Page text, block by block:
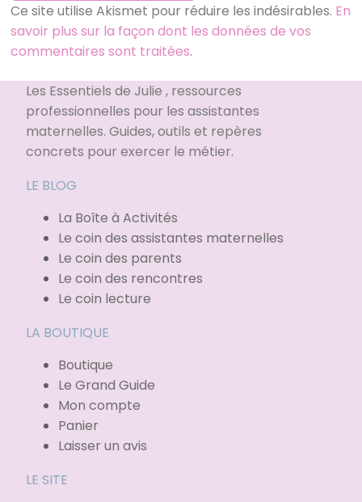
Ce site utilise Akismet pour réduire les indésirables. En
savoir plus sur la façon dont les données de vos
commentaires sont traitées.
Les Essentiels de Julie , ressources
professionnelles pour les assistantes
maternelles. Guides, outils et repères
concrets pour exercer le métier.
LE BLOG
La Boîte à Activités
Le coin des assistantes maternelles
Le coin des parents
Le coin des rencontres
Le coin lecture
LA BOUTIQUE
Boutique
Le Grand Guide
Mon compte
Panier
Laisser un avis
LE SITE